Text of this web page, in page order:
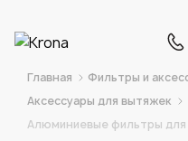
Главная
Фильтры и
Аксессуары для вытяжек
Алюминиевые фильтры для